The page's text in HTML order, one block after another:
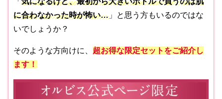
に合わなかった時が怖い… 」と思う方もいるのではな
いでしょうか？
そのような方向けに、 超お得な限定セットをご紹介し
ます！